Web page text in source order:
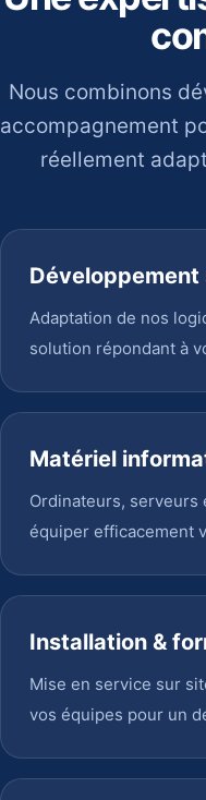
Nous combinons
accompagnement
réellement
Développement
Adaptation de nos
solution répondant à
Matériel
Ordinateurs, serveurs
équiper efficacement
Installation &
Mise en service sur
vos équipes pour un